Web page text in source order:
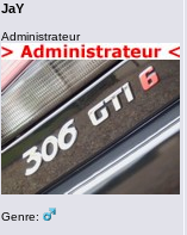
JaY
Administrateur
Genre: